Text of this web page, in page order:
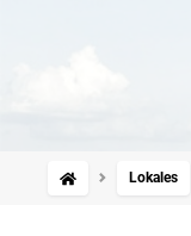
Lokales